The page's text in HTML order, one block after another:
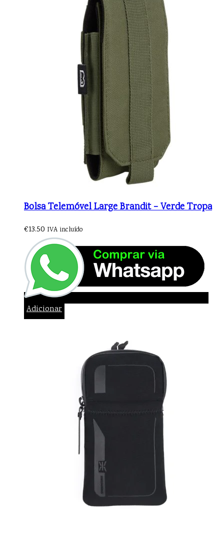
Bolsa Telemóvel Large Brandit – Verde Tropa
€13.50 IVA incluído
Adicionar